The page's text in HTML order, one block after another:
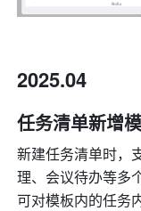
2025.04
任务清单新增
新建任务清单时，
理、会议待办等多
可对模板内的任务